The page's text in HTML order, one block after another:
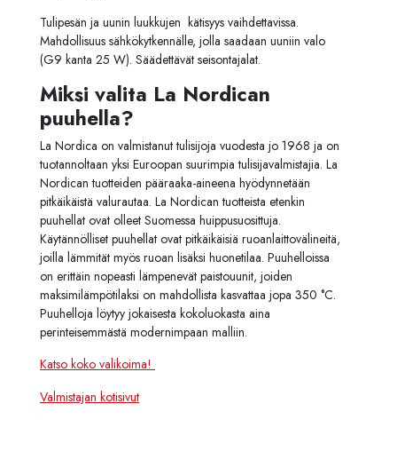
Tulipesän ja uunin luukkujen kätisyys vaihdettavissa.
Mahdollisuus sähkökytkennälle, jolla saadaan uuniin valo
(G9 kanta 25 W). Säädettävät seisontajalat.
Miksi valita La Nordican
puuhella?
La Nordica on valmistanut tulisijoja vuodesta jo 1968 ja on
tuotannoltaan yksi Euroopan suurimpia tulisijavalmistajia. La
Nordican tuotteiden pääraaka-aineena hyödynnetään
pitkäikäistä valurautaa. La Nordican tuotteista etenkin
puuhellat ovat olleet Suomessa huippusuosittuja.
Käytännölliset puuhellat ovat pitkäikäisiä ruoanlaittovälineitä,
joilla lämmität myös ruoan lisäksi huonetilaa. Puuhelloissa
on erittäin nopeasti lämpenevät paistouunit, joiden
maksimilämpötilaksi on mahdollista kasvattaa jopa 350 °C.
Puuhelloja löytyy jokaisesta kokoluokasta aina
perinteisemmästä modernimpaan malliin.
Katso koko valikoima!
Valmistajan kotisivut